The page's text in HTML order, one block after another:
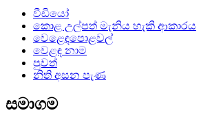
වීඩියෝ
කොළ උල්පත් මැනිය හැකි ආකාරය
වෙළෙඳපොළවල්
වෙළඳ නාම
පුවත්
නිති අසන පැණ
සමාගම